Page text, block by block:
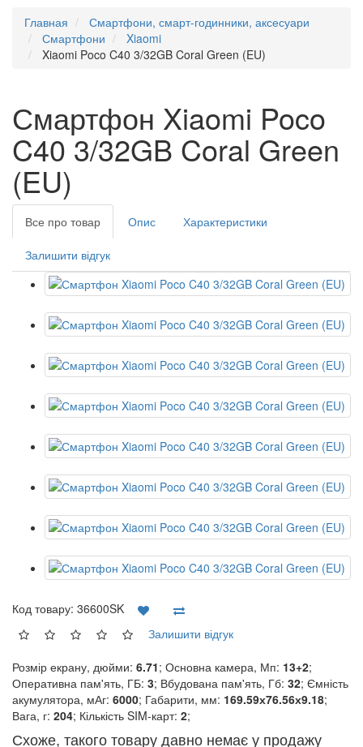
Главная
Смартфони, смарт-годинники, аксесуари
Смартфони
Xiaomi
Xiaomi Poco C40 3/32GB Coral Green (EU)
Смартфон Xiaomi Poco
C40 3/32GB Coral Green
(EU)
Все про товар Опис Характеристики
Залишити відгук
Код товару: 36600SK
Залишити відгук
Розмір екрану, дюйми: 6.71; Основна камера, Мп: 13+2;
Оперативна пам'ять, ГБ: 3; Вбудована пам'ять, Гб: 32; Ємність
акумулятора, мАг: 6000; Габарити, мм: 169.59х76.56х9.18;
Вага, г: 204; Кількість SIM-карт: 2;
Схоже, такого товару давно немає у продажу